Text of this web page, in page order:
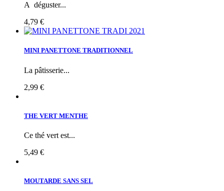
A déguster...
4,79 €
MINI PANETTONE TRADITIONNEL
La pâtisserie...
2,99 €
THE VERT MENTHE
Ce thé vert est...
5,49 €
MOUTARDE SANS SEL